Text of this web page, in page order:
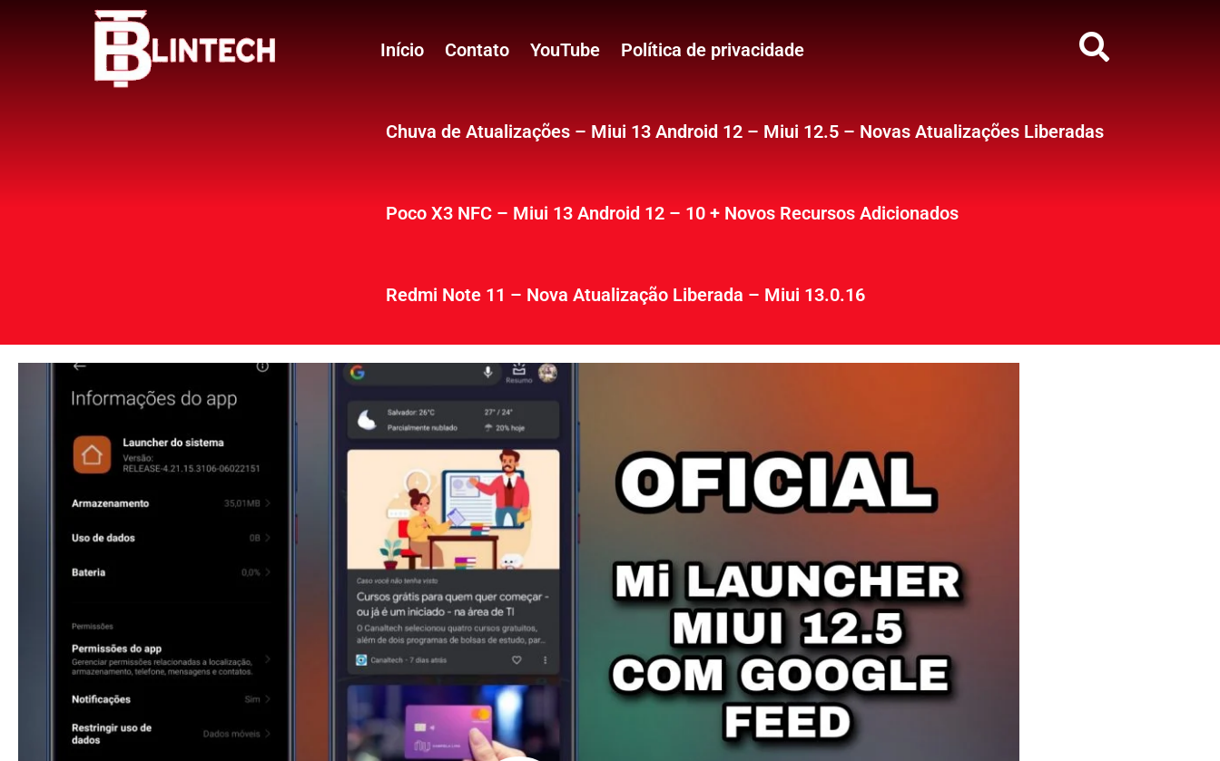
Início Contato YouTube Política de privacidade
Chuva de Atualizações – Miui 13 Android 12 – Miui 12.5 – Novas Atualizações Liberadas
Poco X3 NFC – Miui 13 Android 12 – 10 + Novos Recursos Adicionados
Redmi Note 11 – Nova Atualização Liberada – Miui 13.0.16